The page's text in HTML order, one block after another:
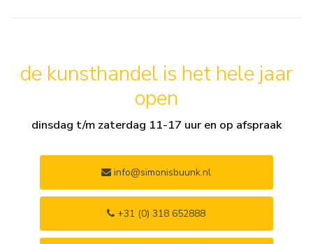
de kunsthandel is het hele jaar
open
dinsdag t/m zaterdag 11-17 uur en op afspraak
info@simonisbuunk.nl
+31 (0) 318 652888